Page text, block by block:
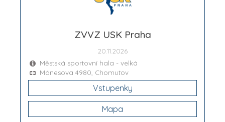
ZVVZ USK Praha
20.11.2026
Městská sportovní hala - velká
Mánesova 4980, Chomutov
Vstupenky
Mapa